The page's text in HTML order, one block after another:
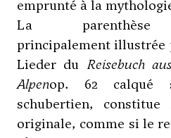
emprunté à la
La parenthèse
principalement illustrée
Lieder du Reisebuch
Alpenop. 62
schubertien,
originale, comme si le